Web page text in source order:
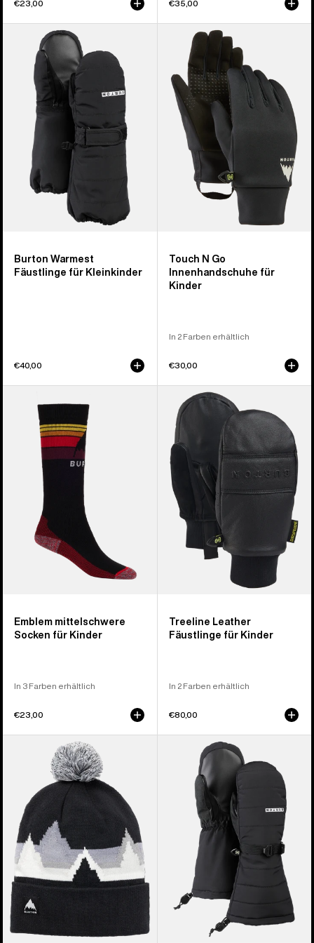
€23,00 €35,00
Warmest
Fäustlinge
Kleinkinder
Burton Warmest
Fäustlinge für Kleinkinder
€40,00
Touch-
Go
Innenhandschuhe
Kinder
Touch N Go
Innenhandschuhe für
Kinder
In 2 Farben erhältlich
€30,00
Emblem
Mittelschwere
Socken
Emblem mittelschwere
Socken für Kinder
In 3 Farben erhältlich
€23,00
Burton
Treeline
Lederfäustlinge
für
Kinder
Treeline Leather
Fäustlinge für Kinder
In 2 Farben erhältlich
€80,00
Recycelte
Mütze
Kinder
Warmest
Fäustlinge